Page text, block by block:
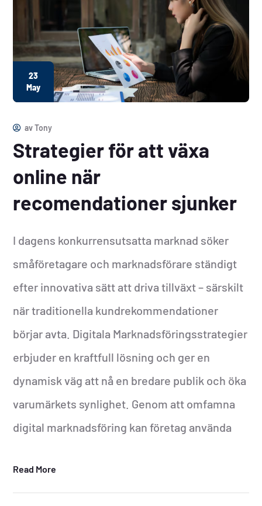
23
May
avTony
Strategier för att växa
online när
recomendationer sjunker
I dagens konkurrensutsatta marknad söker
småföretagare och marknadsförare ständigt
efter innovativa sätt att driva tillväxt – särskilt
när traditionella kundrekommendationer
börjar avta. Digitala Marknadsföringsstrategier
erbjuder en kraftfull lösning och ger en
dynamisk väg att nå en bredare publik och öka
varumärkets synlighet. Genom att omfamna
digital marknadsföring kan företag använda
Read More